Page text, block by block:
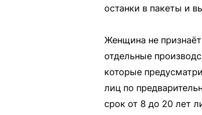
останки в пакеты и
Женщина не
отдельные
которые
лиц по
срок от 8 до 20 лет